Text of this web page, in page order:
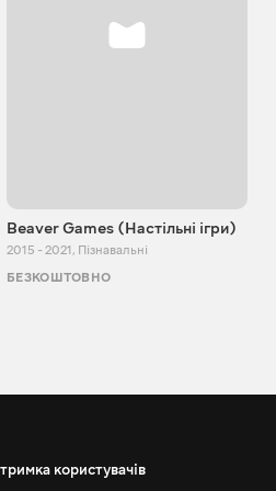
Beaver Games (Настільні ігри)
2015 - 2021, Пізнавальні
БЕЗКОШТОВНО
користувачів